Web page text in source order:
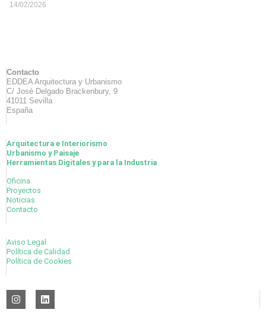
14/02/2026
Contacto
EDDEA Arquitectura y Urbanismo
C/ José Delgado Brackenbury, 9
41011 Sevilla
España
Arquitectura e Interiorismo
Urbanismo y Paisaje
Herramientas Digitales y para la Industria
Oficina
Proyectos
Noticias
Contacto
Aviso Legal
Política de Calidad
Política de Cookies